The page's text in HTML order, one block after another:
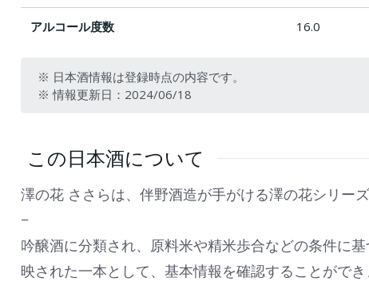
アルコール度数 16.0
※ 日本酒情報は登録時点の内容です。
※ 情報更新日：2024/06/18
この日本酒について
澤の花 ささらは、伴野酒造が手がける澤の花シリーズ
−
吟醸酒に分類され、原料米や精米歩合などの条件に
映された一本として、基本情報を確認することができ